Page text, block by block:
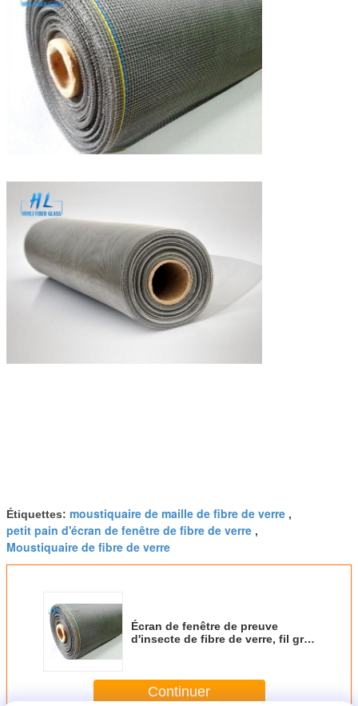
Étiquettes: moustiquaire de maille de fibre de verre ,
petit pain d'écran de fenêtre de fibre de verre ,
Moustiquaire de fibre de verre
Écran de fenêtre de preuve
d'insecte de fibre de verre, fil gris
Continuer